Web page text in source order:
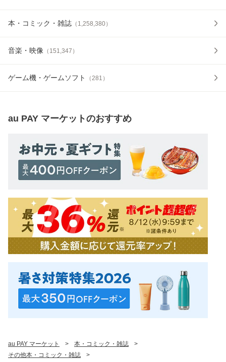
本・コミック・雑誌 （ 1,258,380）
音楽・映像 （ 151,347 ）
ゲーム機・ゲームソフト （281 ）
au PAY マーケットのおすすめ
au PAY マーケット > 本・コミック・雑誌
>
その他本・コミック・雑誌
>